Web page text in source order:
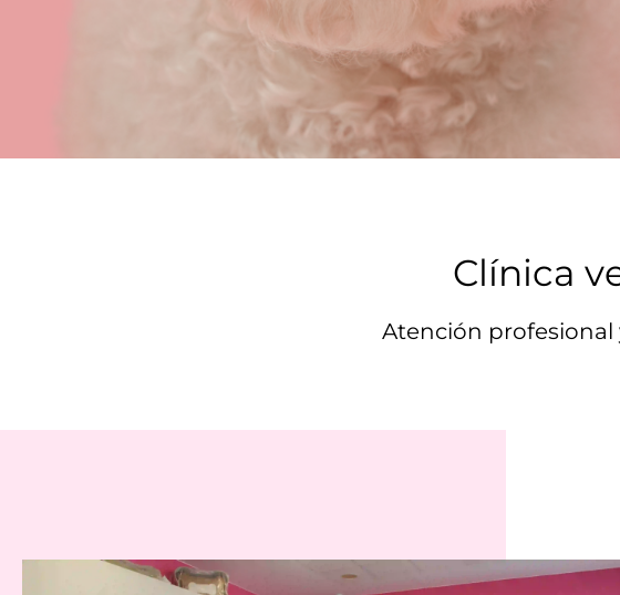
Clínica
Atención profesional